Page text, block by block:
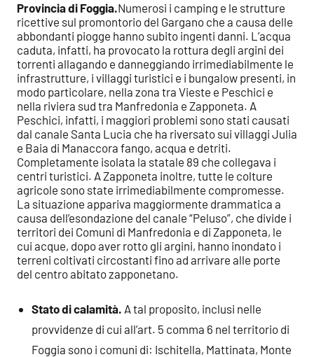
Provincia di Foggia.Numerosi i camping e le strutture
ricettive sul promontorio del Gargano che a causa delle
abbondanti piogge hanno subito ingenti danni. L’acqua
caduta, infatti, ha provocato la rottura degli argini dei
torrenti allagando e danneggiando irrimediabilmente le
infrastrutture, i villaggi turistici e i bungalow presenti, in
modo particolare, nella zona tra Vieste e Peschici e
nella riviera sud tra Manfredonia e Zapponeta. A
Peschici, infatti, i maggiori problemi sono stati causati
dal canale Santa Lucia che ha riversato sui villaggi Julia
e Baia di Manaccora fango, acqua e detriti.
Completamente isolata la statale 89 che collegava i
centri turistici. A Zapponeta inoltre, tutte le colture
agricole sono state irrimediabilmente compromesse.
La situazione appariva maggiormente drammatica a
causa dell’esondazione del canale “Peluso”, che divide i
territori dei Comuni di Manfredonia e di Zapponeta, le
cui acque, dopo aver rotto gli argini, hanno inondato i
terreni coltivati circostanti fino ad arrivare alle porte
del centro abitato zapponetano.
Stato di calamità. A tal proposito, inclusi nelle
provvidenze di cui all’art. 5 comma 6 nel territorio di
Foggia sono i comuni di: Ischitella, Mattinata, Monte